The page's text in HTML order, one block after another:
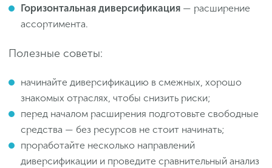
Горизонтальная диверсификация — расширение
ассортимента.
Полезные советы:
начинайте диверсификацию в смежных, хорошо
знакомых отраслях, чтобы снизить риски;
перед началом расширения подготовьте свободные
средства — без ресурсов не стоит начинать;
проработайте несколько направлений
диверсификации и проведите сравнительный анализ